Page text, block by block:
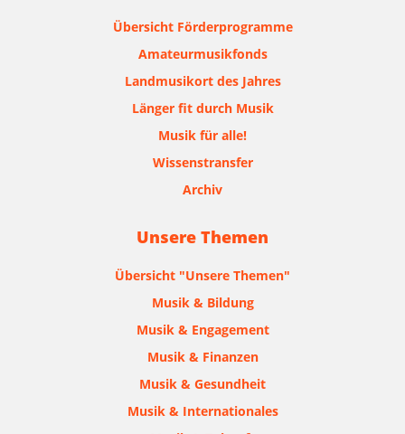
Übersicht Förderprogramme
Amateurmusikfonds
Landmusikort des Jahres
Länger fit durch Musik
Musik für alle!
Wissenstransfer
Archiv
Unsere Themen
Übersicht "Unsere Themen"
Musik & Bildung
Musik & Engagement
Musik & Finanzen
Musik & Gesundheit
Musik & Internationales